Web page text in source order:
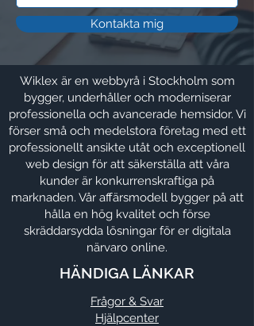
Kontakta mig
Wiklex är en webbyrå i Stockholm som
bygger, underhåller och moderniserar
professionella och avancerade hemsidor. Vi
förser små och medelstora företag med ett
professionellt ansikte utåt och exceptionell
web design för att säkerställa att våra
kunder är konkurrenskraftiga på
marknaden. Vår affärsmodell bygger på att
hålla en hög kvalitet och förse
skräddarsydda lösningar för er digitala
närvaro online.
HÄNDIGA LÄNKAR
Frågor & Svar
Hjälpcenter